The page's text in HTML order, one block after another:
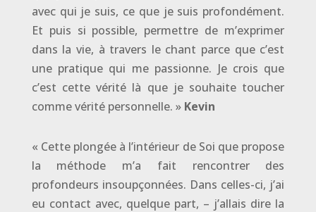
avec qui je suis, ce que je suis profondément.
Et puis si possible, permettre de m’exprimer
dans la vie, à travers le chant parce que c’est
une pratique qui me passionne. Je crois que
c’est cette vérité là que je souhaite toucher
comme vérité personnelle. » Kevin
« Cette plongée à l’intérieur de Soi que propose
la méthode m’a fait rencontrer des
profondeurs insoupçonnées. Dans celles-ci, j’ai
eu contact avec, quelque part, – j’allais dire la